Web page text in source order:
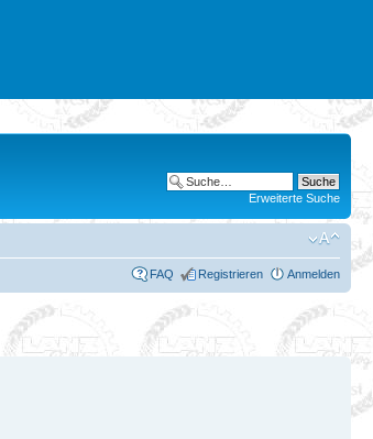
Erweiterte Suche
FAQ Registrieren Anmelden